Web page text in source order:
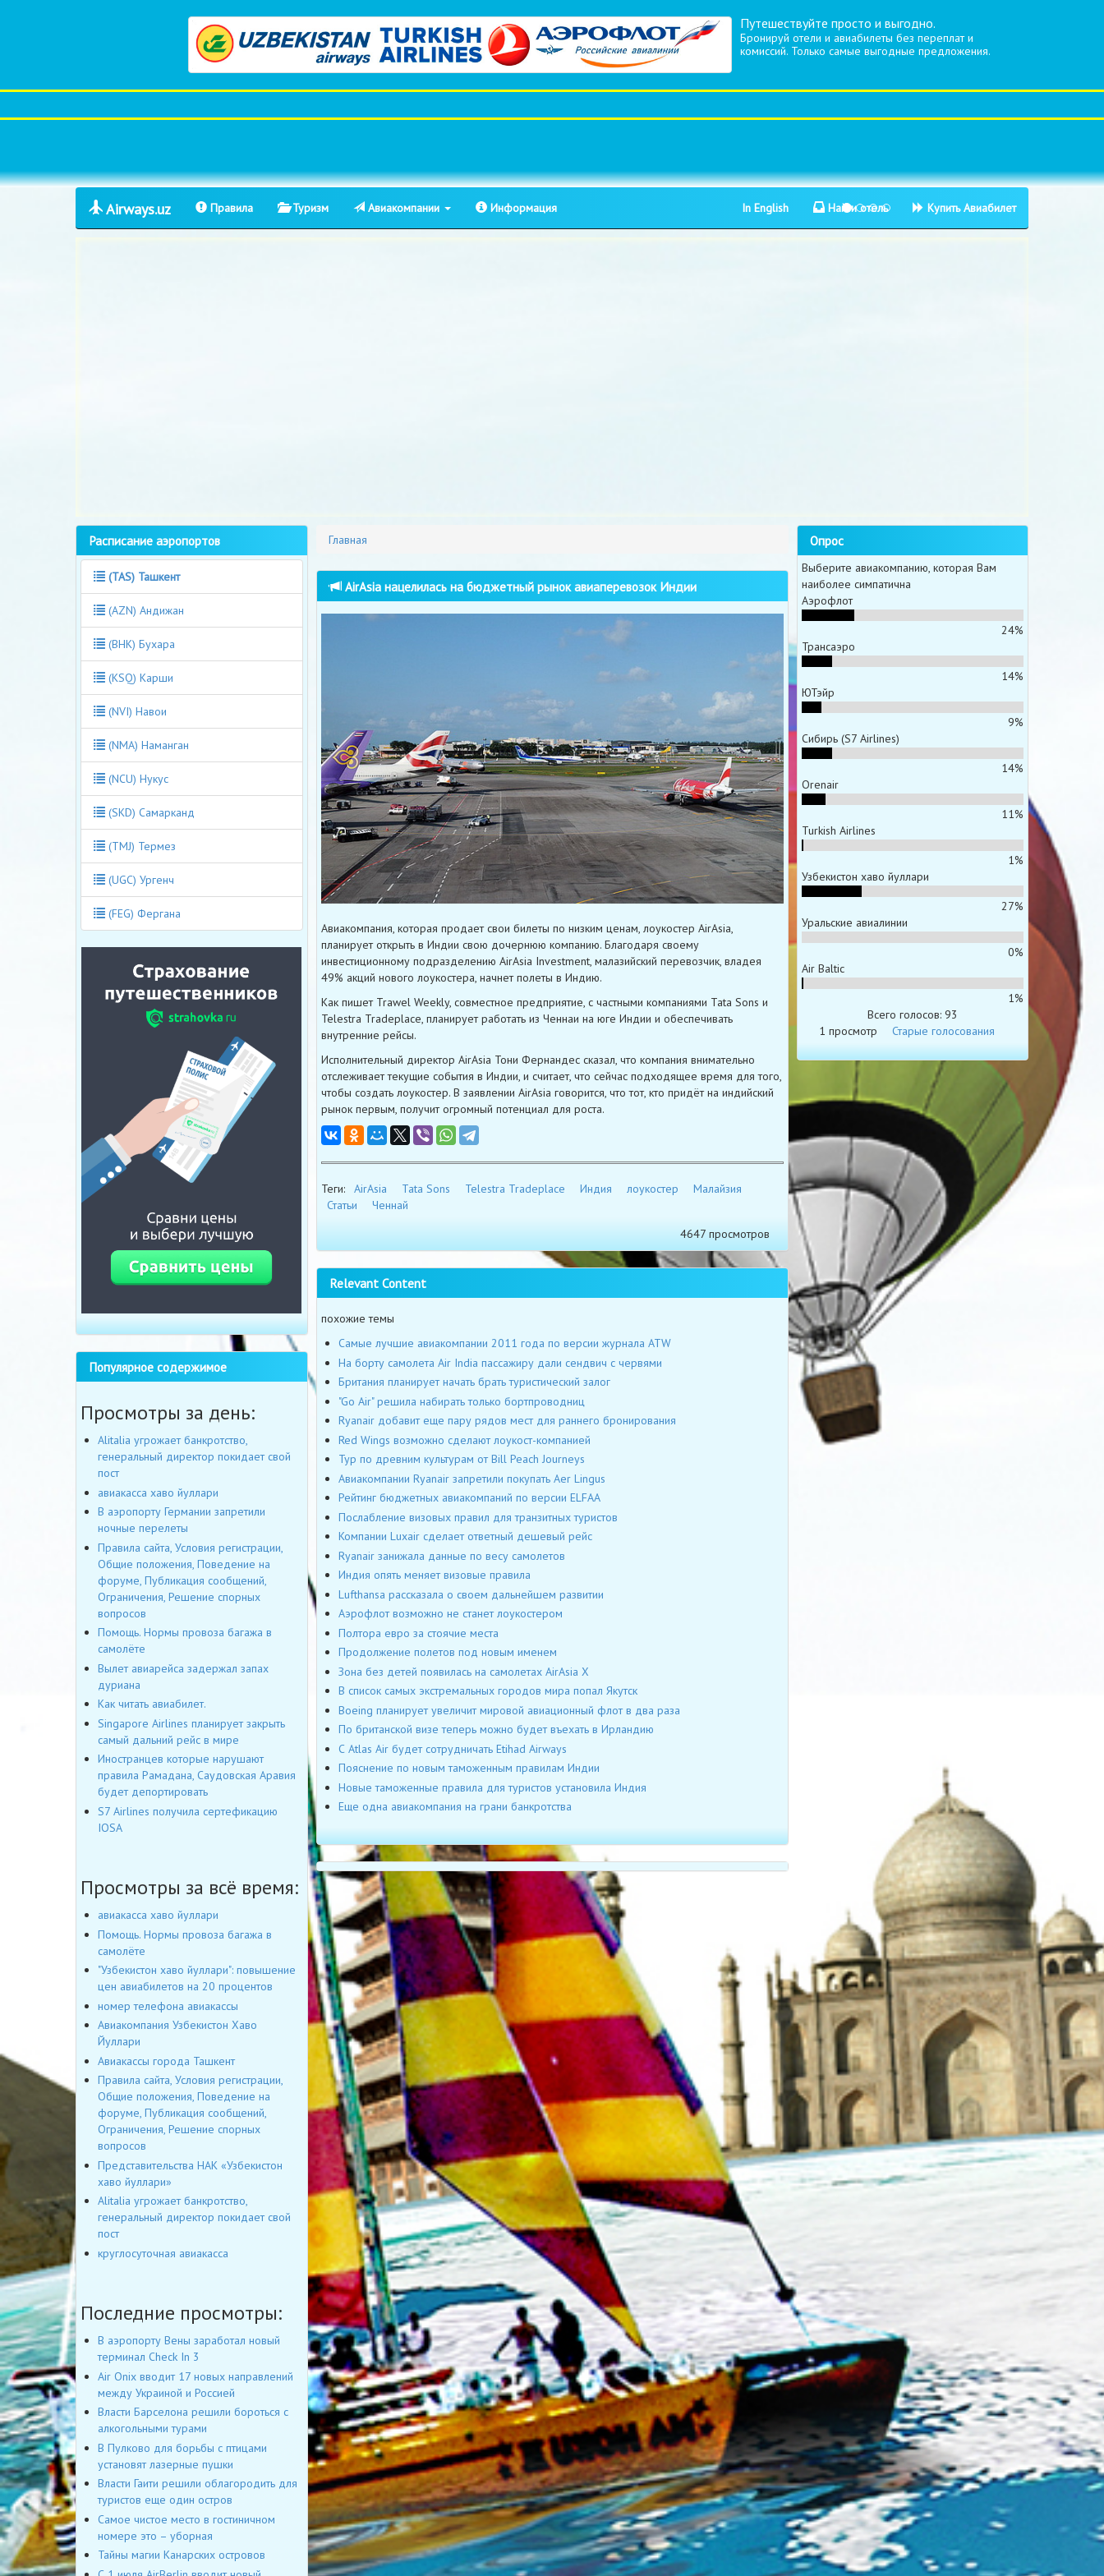
Путешествуйте просто и выгодно.
Бронируй отели и авиабилеты без переплат и
комиссий. Только самые выгодные предложения.
Airways.uz Правила Туризм Авиакомпании Информация In English Найти отель Купить Авиабилет
Главная
AirAsia нацелилась на бюджетный рынок авиаперевозок Индии
Авиакомпания, которая продает свои билеты по низким ценам, лоукостер AirAsia,
планирует открыть в Индии свою дочернюю компанию. Благодаря своему
инвестиционному подразделению AirAsia Investment, малазийский перевозчик, владея
49% акций нового лоукостера, начнет полеты в Индию.
Как пишет Trawel Weekly, cовместное предприятие, с частными компаниями Tata Sons и
Telestra Tradeplace, планирует работать из Ченнаи на юге Индии и обеспечивать
внутренние рейсы.
Исполнительный директор AirAsia Тони Фернандес сказал, что компания внимательно
отслеживает текущие события в Индии, и считает, что сейчас подходящее время для того,
чтобы создать лоукостер. В заявлении AirAsia говорится, что тот, кто придёт на индийский
рынок первым, получит огромный потенциал для роста.
Теги: AirAsia Tata Sons Telestra Tradeplace Индия лоукостер
Малайзия
Статьи
Ченнай
4647 просмотров
Relevant Content
похожие темы
Самые лучшие авиакомпании 2011 года по версии журнала ATW
На борту самолета Air India пассажиру дали сендвич с червями
Британия планирует начать брать туристический залог
"Go Air" решила набирать только бортпроводниц
Ryanair добавит еще пару рядов мест для раннего бронирования
Red Wings возможно сделают лоукост-компанией
Тур по древним культурам от Bill Peach Journeys
Авиакомпании Ryanair запретили покупать Aer Lingus
Рейтинг бюджетных авиакомпаний по версии ELFAA
Послабление визовых правил для транзитных туристов
Компании Luxair сделает ответный дешевый рейс
Ryanair занижала данные по весу самолетов
Индия опять меняет визовые правила
Lufthansa рассказала о своем дальнейшем развитии
Аэрофлот возможно не станет лоукостером
Полтора евро за стоячие места
Продолжение полетов под новым именем
Зона без детей появилась на самолетах AirAsia Х
В список самых экстремальных городов мира попал Якутск
Boeing планирует увеличит мировой авиационный флот в два раза
По британской визе теперь можно будет въехать в Ирландию
С Atlas Air будет сотрудничать Etihad Airways
Пояснение по новым таможенным правилам Индии
Новые таможенные правила для туристов установила Индия
Еще одна авиакомпания на грани банкротства
Расписание аэропортов
(TAS) Ташкент
(AZN) Андижан
(BHK) Бухара
(KSQ) Карши
(NVI) Навои
(NMA) Наманган
(NCU) Нукус
(SKD) Самарканд
(TMJ) Термез
(UGC) Ургенч
(FEG) Фергана
Популярное содержимое
Просмотры за день:
Alitalia угрожает банкротство,
генеральный директор покидает свой
пост
авиакасса хаво йуллари
В аэропорту Германии запретили
ночные перелеты
Правила сайта, Условия регистрации,
Общие положения, Поведение на
форуме, Публикация сообщений,
Ограничения, Решение спорных
вопросов
Помощь. Нормы провоза багажа в
самолёте
Вылет авиарейса задержал запах
дуриана
Как читать авиабилет.
Singapore Airlines планирует закрыть
самый дальний рейс в мире
Иностранцев которые нарушают
правила Рамадана, Саудовская Аравия
будет депортировать
S7 Airlines получила сертефикацию
IOSA
Просмотры за всё время:
авиакасса хаво йуллари
Помощь. Нормы провоза багажа в
самолёте
"Узбекистон хаво йуллари": повышение
цен авиабилетов на 20 процентов
номер телефона авиакассы
Авиакомпания Узбекистон Хаво
Йуллари
Авиакассы города Ташкент
Правила сайта, Условия регистрации,
Общие положения, Поведение на
форуме, Публикация сообщений,
Ограничения, Решение спорных
вопросов
Представительства НАК «Узбекистон
хаво йуллари»
Alitalia угрожает банкротство,
генеральный директор покидает свой
пост
круглосуточная авиакасса
Последние просмотры:
В аэропорту Вены заработал новый
терминал Check In 3
Air Onix вводит 17 новых направлений
между Украиной и Россией
Власти Барселона решили бороться с
алкогольными турами
В Пулково для борьбы с птицами
установят лазерные пушки
Власти Гаити решили облагородить для
туристов еще один остров
Самое чистое место в гостиничном
номере это – уборная
Тайны магии Канарских островов
Опрос
Выберите авиакомпанию, которая Вам
наиболее симпатична
Аэрофлот
24%
Трансаэро
14%
ЮТэйр
9%
Сибирь (S7 Airlines)
14%
Orenair
11%
Turkish Airlines
1%
Узбекистон хаво йуллари
27%
Уральские авиалинии
0%
Air Baltic
1%
Всего голосов: 93
1 просмотр
Старые голосования